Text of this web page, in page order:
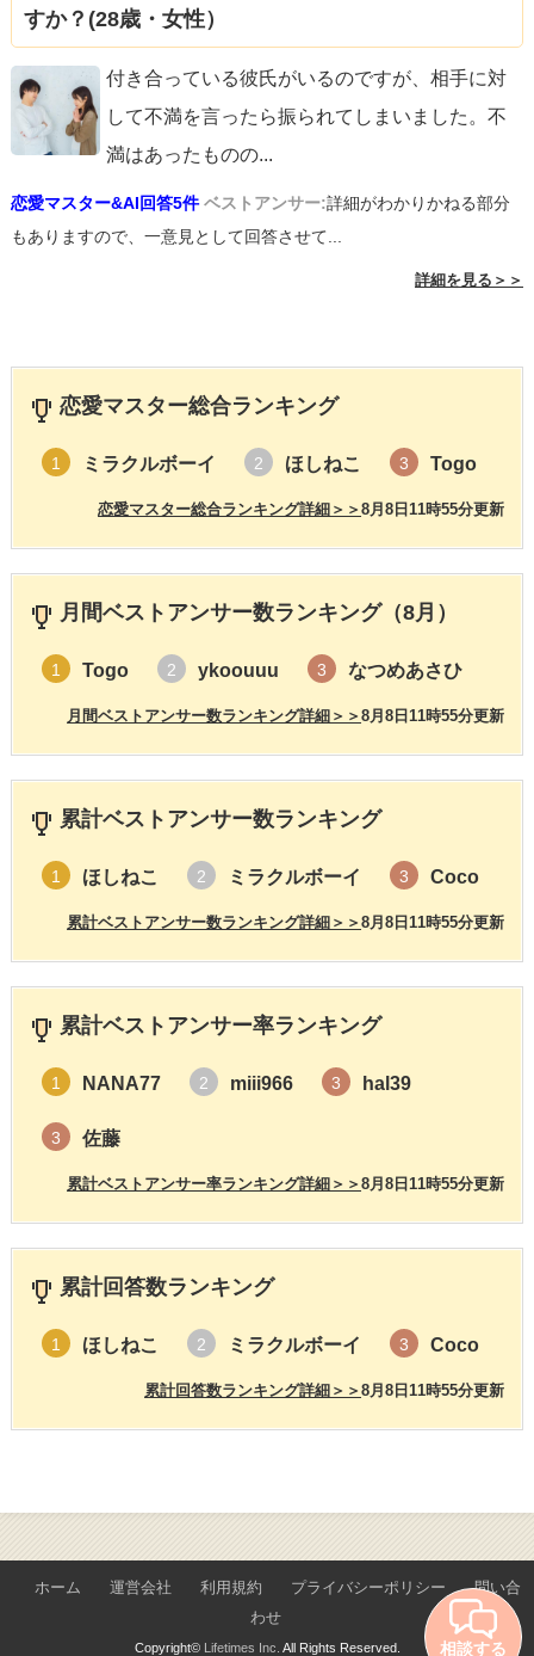
すか？(28歳・女性）
付き合っている彼氏がいるのですが、相手に対
して不満を言ったら振られてしまいました。不
満はあったものの...
恋愛マスター&AI回答5件 ベストアンサー:詳細がわかりかねる部分
もありますので、一意見として回答させて...
詳細を見る＞＞
恋愛マスター総合ランキング
1 ミラクルボーイ 2 ほしねこ 3 Togo
8月8日11時55分更新
恋愛マスター総合ランキング詳細＞＞
月間ベストアンサー数ランキング（8月）
1 Togo 2 ykoouuu 3 なつめあさひ
8月8日11時55分更新
月間ベストアンサー数ランキング詳細＞＞
累計ベストアンサー数ランキング
1 ほしねこ 2 ミラクルボーイ 3 Coco
8月8日11時55分更新
累計ベストアンサー数ランキング詳細＞＞
累計ベストアンサー率ランキング
1 NANA77 2 miii966 3 hal39
3 佐藤
8月8日11時55分更新
累計ベストアンサー率ランキング詳細＞＞
累計回答数ランキング
1 ほしねこ 2 ミラクルボーイ 3 Coco
8月8日11時55分更新
累計回答数ランキング詳細＞＞
ホーム 運営会社 利用規約 プライバシーポリシー
問い合
わせ
Copyright© Lifetimes Inc. All Rights Reserved. 相談する